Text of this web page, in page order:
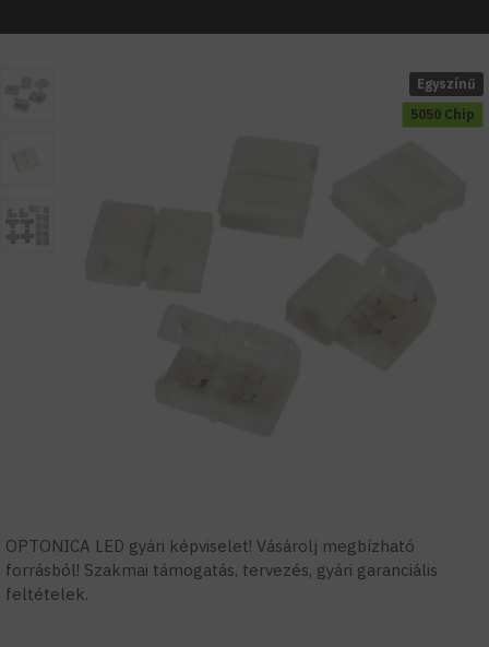
5050 Chip
Egyszínű
OPTONICA LED gyári képviselet! Vásárolj megbízható
forrásból! Szakmai támogatás, tervezés, gyári garanciális
feltételek.